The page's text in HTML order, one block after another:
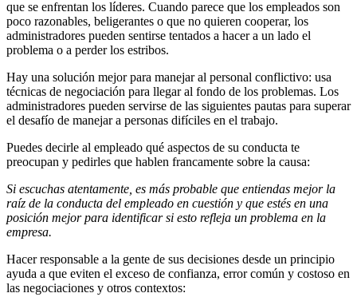
que se enfrentan los líderes. Cuando parece que los empleados son
poco razonables, beligerantes o que no quieren cooperar, los
administradores pueden sentirse tentados a hacer a un lado el
problema o a perder los estribos.
Hay una solución mejor para manejar al personal conflictivo: usa
técnicas de negociación para llegar al fondo de los problemas. Los
administradores pueden servirse de las siguientes pautas para superar
el desafío de manejar a personas difíciles en el trabajo.
Puedes decirle al empleado qué aspectos de su conducta te
preocupan y pedirles que hablen francamente sobre la causa:
Si escuchas atentamente, es más probable que entiendas mejor la
raíz de la conducta del empleado en cuestión y que estés en una
posición mejor para identificar si esto refleja un problema en la
empresa.
Hacer responsable a la gente de sus decisiones desde un principio
ayuda a que eviten el exceso de confianza, error común y costoso en
las negociaciones y otros contextos: